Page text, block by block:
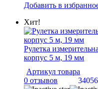
Добавить в
Хит!
Рулетка
корпус 5 м, 19 мм
Артикул товара
0 отзывов